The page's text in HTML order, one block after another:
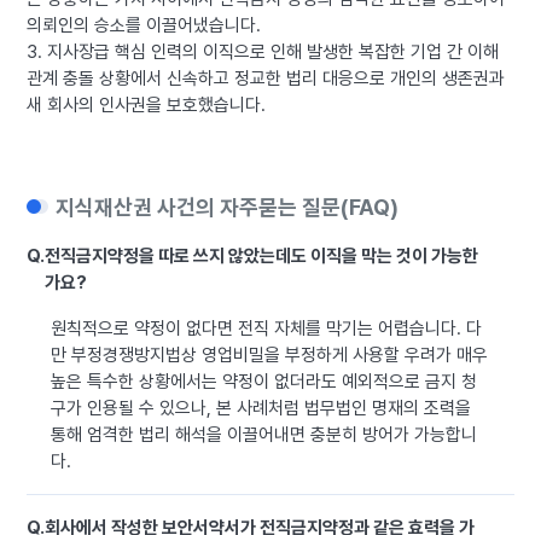
의뢰인의 승소를 이끌어냈습니다.
3. 지사장급 핵심 인력의 이직으로 인해 발생한 복잡한 기업 간 이해
관계 충돌 상황에서 신속하고 정교한 법리 대응으로 개인의 생존권과
새 회사의 인사권을 보호했습니다.
지식재산권 사건의 자주묻는 질문(FAQ)
Q.전직금지약정을 따로 쓰지 않았는데도 이직을 막는 것이 가능한
가요?
원칙적으로 약정이 없다면 전직 자체를 막기는 어렵습니다. 다
만 부정경쟁방지법상 영업비밀을 부정하게 사용할 우려가 매우
높은 특수한 상황에서는 약정이 없더라도 예외적으로 금지 청
구가 인용될 수 있으나, 본 사례처럼 법무법인 명재의 조력을
통해 엄격한 법리 해석을 이끌어내면 충분히 방어가 가능합니
다.
Q.회사에서 작성한 보안서약서가 전직금지약정과 같은 효력을 가